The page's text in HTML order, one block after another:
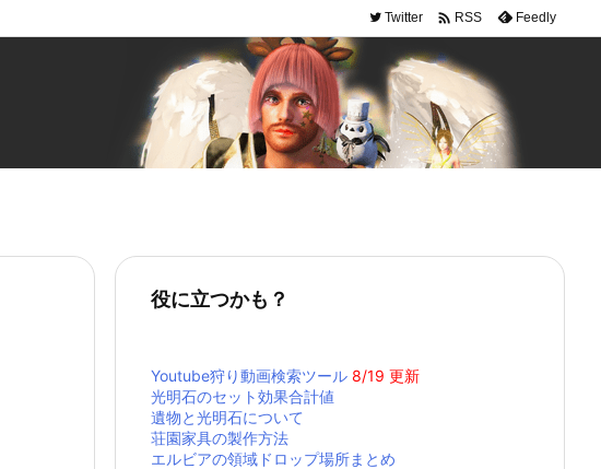
Twitter  RSS Feedly
役に立つかも？
Youtube狩り動画検索ツール 8/19 更新
光明石のセット効果合計値
遺物と光明石について
荘園家具の製作方法
エルビアの領域ドロップ場所まとめ